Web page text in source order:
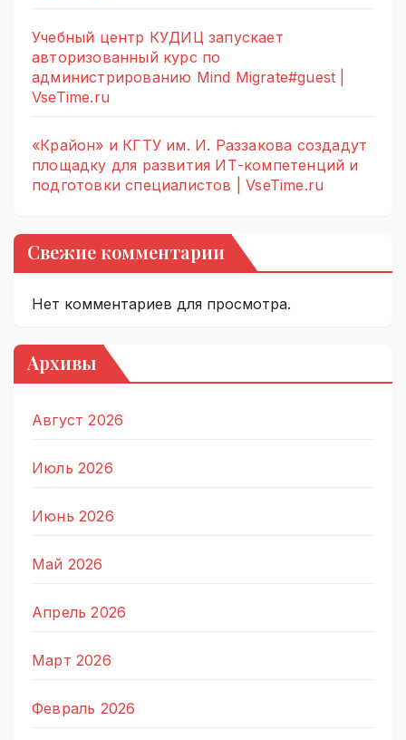
Учебный центр КУДИЦ запускает
авторизованный курс по
администрированию Mind Migrate#guest |
VseTime.ru
«Крайон» и КГТУ им. И. Раззакова создадут
площадку для развития ИТ-компетенций и
подготовки специалистов | VseTime.ru
Свежие комментарии
Нет комментариев для просмотра.
Архивы
Август 2026
Июль 2026
Июнь 2026
Май 2026
Апрель 2026
Март 2026
Февраль 2026